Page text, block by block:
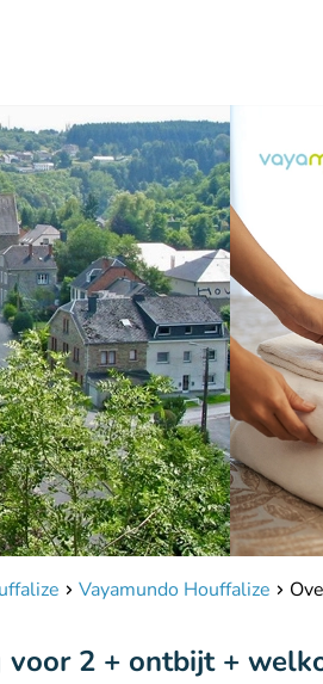
Vayamundo Houffalize
voor 2 + ontbijt +